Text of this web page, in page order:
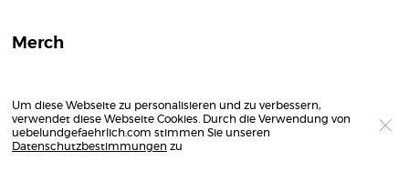
Merch
Um diese Webseite zu personalisieren und zu verbessern,
verwendet diese Webseite Cookies. Durch die Verwendung von
uebelundgefaehrlich.com stimmen Sie unseren
Datenschutzbestimmungen zu